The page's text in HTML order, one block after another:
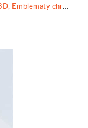
POLINAL® - Emblematy.pl - Naklejki wypukłe 3D, Emblematy chromowane, Tabliczki, Etykiety